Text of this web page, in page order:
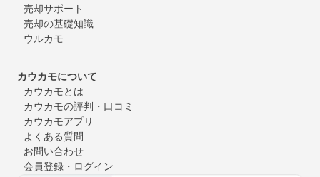
売却サポート
売却の基礎知識
ウルカモ
カウカモについて
カウカモとは
カウカモの評判・口コミ
カウカモアプリ
よくある質問
お問い合わせ
会員登録・ログイン